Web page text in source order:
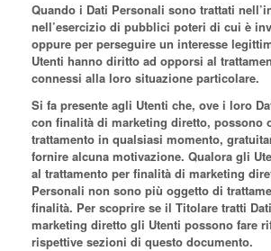
Quando i Dati Personali sono trattati
nell’esercizio di pubblici poteri di cui è
oppure per perseguire un interesse
Utenti hanno diritto ad opporsi al
connessi alla loro situazione particolare.
Si fa presente agli Utenti che, ove i loro
con finalità di marketing diretto, possono
trattamento in qualsiasi momento,
fornire alcuna motivazione. Qualora gli
al trattamento per finalità di marketing
Personali non sono più oggetto di
finalità. Per scoprire se il Titolare tratti
marketing diretto gli Utenti possono fare
rispettive sezioni di questo documento.